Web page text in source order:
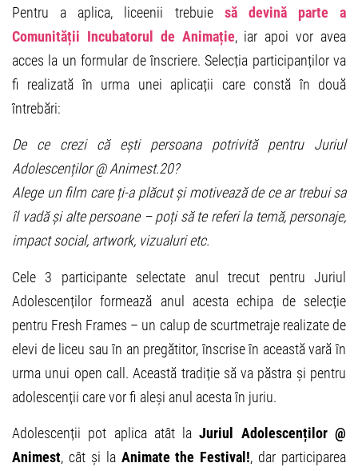
Pentru a aplica, liceenii trebuie să devină parte a
Comunității Incubatorul de Animație, iar apoi vor avea
acces la un formular de înscriere. Selecția participanților va
fi realizată în urma unei aplicații care constă în două
întrebări:
De ce crezi că ești persoana potrivită pentru Juriul
Adolescenților @ Animest.20?
Alege un film care ți-a plăcut și motivează de ce ar trebui sa
îl vadă și alte persoane – poți să te referi la temă, personaje,
impact social, artwork, vizualuri etc.
Cele 3 participante selectate anul trecut pentru Juriul
Adolescenților formează anul acesta echipa de selecție
pentru Fresh Frames – un calup de scurtmetraje realizate de
elevi de liceu sau în an pregătitor, înscrise în această vară în
urma unui open call. Această tradiție să va păstra și pentru
adolescenții care vor fi aleși anul acesta în juriu.
Adolescenții pot aplica atât laJuriul Adolescenților @
Animest, cât și la Animate the Festival!, dar participarea